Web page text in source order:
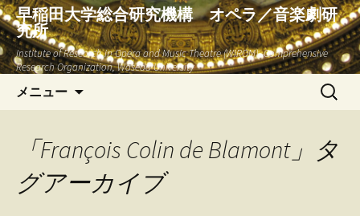
早稲田大学総合研究機構 オペラ／音楽劇研
究所
Institute of Research in Opera and Music Theatre (WIROM), Comprehensive
Research Organization, Waseda University
メニュー
ツ
へ
ス
検
索:
「François Colin de Blamont」タ
グアーカイブ